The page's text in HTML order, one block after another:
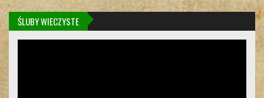
ŚLUBY WIECZYSTE